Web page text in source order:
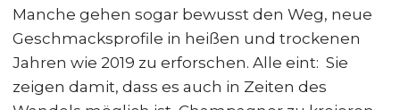
Manche gehen sogar bewusst den Weg, neue
Geschmacksprofile in heißen und trockenen
Jahren wie 2019 zu erforschen. Alle eint: Sie
zeigen damit, dass es auch in Zeiten des